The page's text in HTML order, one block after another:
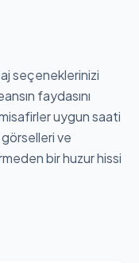
seçeneklerinizi
faydasını
uygun saati
ve
bir huzur hissi